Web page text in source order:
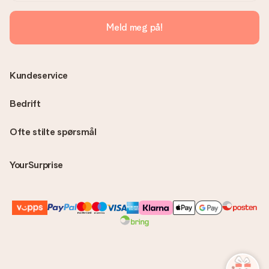
Meld meg på!
Ofte stilte spørsmål
YourSurprise
Kundeservice
Bedrift